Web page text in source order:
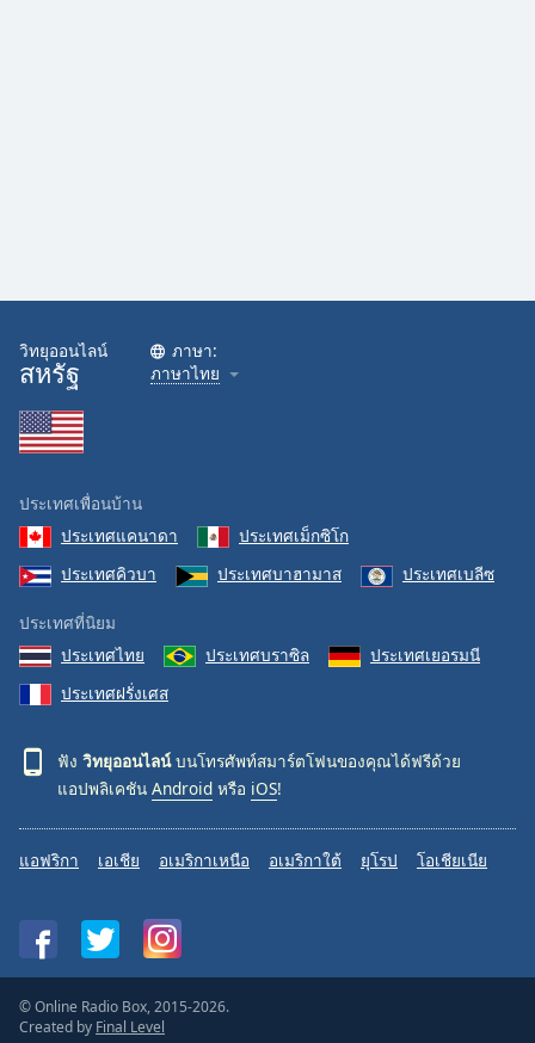
วิทยุออนไลน์
สหรัฐ
ภาษา:
ภาษาไทย
ประเทศเพื่อนบ้าน
ประเทศแคนาดา
ประเทศเม็กซิโก
ประเทศคิวบา
ประเทศบาฮามาส ประเทศเบลีซ
ประเทศที่นิยม
ประเทศไทย
ประเทศบราซิล
ประเทศเยอรมนี
ประเทศฝรั่งเศส
ฟัง วิทยุออนไลน์บนโทรศัพท์สมาร์ตโฟนของคุณได้ฟรีด้วย
แอปพลิเคชัน Android หรือ iOS!
แอฟริกา เอเชีย อเมริกาเหนือ อเมริกาใต้ ยุโรป โอเชียเนีย
© Online Radio Box, 2015-2026.
Created by Final Level